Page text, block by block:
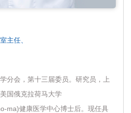
主任、
分会，第十三届委员。研究员，上
国俄克拉荷马大学
ma)健康医学中心博士后。现任具